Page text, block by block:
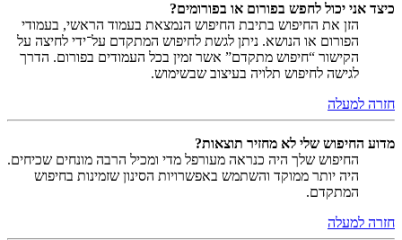
כיצד אני יכול לחפש בפורום או בפורומים?
הזן את החיפוש בתיבת החיפוש הנמצאת בעמוד הראשי, בעמודי
הפורום או הנושא. ניתן לגשת לחיפוש המתקדם על־ידי לחיצה על
הקישור “חיפוש מתקדם” אשר זמין בכל העמודים בפורום. הדרך
לגישה לחיפוש תלויה בעיצוב שבשימוש.
חזרה למעלה
מדוע החיפוש שלי לא מחזיר תוצאות?
החיפוש שלך היה כנראה מעורפל מדי ומכיל הרבה מונחים שכיחים.
היה יותר ממוקד והשתמש באפשרויות הסינון שזמינות בחיפוש
המתקדם.
חזרה למעלה